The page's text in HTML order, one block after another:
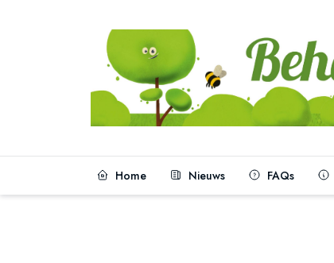
Home Nieuws FAQs